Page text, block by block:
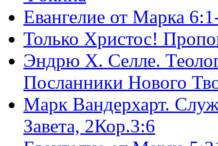
Евангелие от Марка
Только Христос!
Эндрю Х. Селле.
Посланники Нового
Марк Вандерхарт.
Завета, 2Кор.3:6